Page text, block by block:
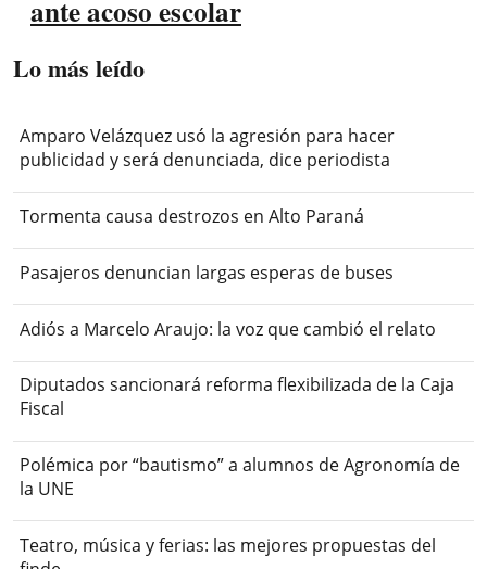
ante acoso escolar
Lo más leído
Amparo Velázquez usó la agresión para hacer
publicidad y será denunciada, dice periodista
Tormenta causa destrozos en Alto Paraná
Pasajeros denuncian largas esperas de buses
Adiós a Marcelo Araujo: la voz que cambió el relato
Diputados sancionará reforma flexibilizada de la Caja
Fiscal
Polémica por “bautismo” a alumnos de Agronomía de
la UNE
Teatro, música y ferias: las mejores propuestas del